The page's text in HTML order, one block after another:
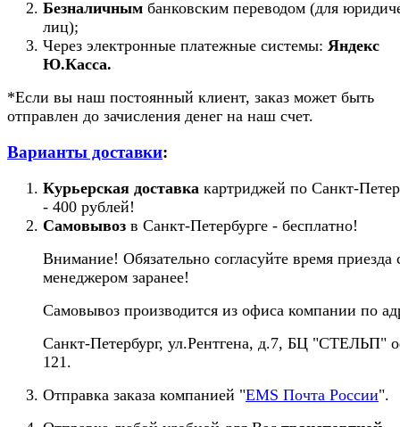
Безналичным банковским переводом (для
лиц);
Через электронные платежные системы: Яндекс
Ю.Касса.
*Если вы наш постоянный клиент, заказ может быть
отправлен до зачисления денег на наш счет.
Варианты доставки:
Курьерская доставка картриджей по Санкт-
- 400 рублей!
Самовывоз в Санкт-Петербурге - бесплатно!
Внимание! Обязательно согласуйте время приезда
менеджером заранее!
Самовывоз производится из офиса компании по
Санкт-Петербург, ул.Рентгена, д.7, БЦ "СТЕЛЬП"
121.
Отправка заказа компанией "EMS Почта России".